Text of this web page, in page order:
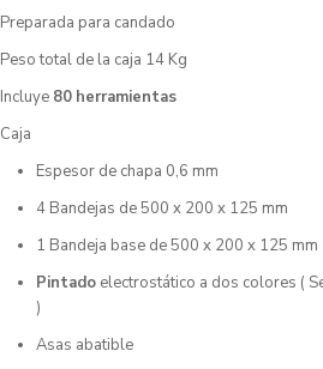
Preparada para candado
Peso total de la caja 14 Kg
Incluye 80 herramientas
Caja
Espesor de chapa 0,6 mm
4 Bandejas de 500 x 200 x 125 mm
1 Bandeja base de 500 x 200 x 125 mm
Pintado electrostático a dos colores (
)
Asas abatible